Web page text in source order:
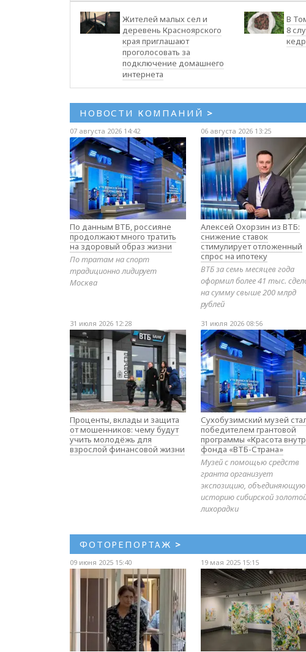
Жителей малых сел и
деревень Красноярского
края приглашают
проголосовать за
подключение домашнего
интернета
В
8
НОВОСТИ КОМПАНИЙ >
07 августа 2026 14:42
По данным ВТБ, россияне
продолжают много тратить
на здоровый образ жизни
По тратам на спорт
традиционно лидирует
Москва
06 августа 2026 13:25
Алексей Охорзин из ВТБ:
снижение ставок
стимулирует отложенный
спрос на ипотеку
ВТБ за семь месяцев года
оформил более 41 тыс.
на сумму свыше 200 млрд
рублей
31 июля 2026 12:28
Проценты, вклады и защита
от мошенников: чему будут
учить молодёжь для
взрослой финансовой жизни
31 июля 2026 08:56
Сухобузимский музей
победителем грантовой
программы «Красота
фонда «ВТБ-Страна»
Музей с помощью средств
гранта организует
экспозицию, объединяющую
историю сибирской
лихорадки
ФОТОРЕПОРТАЖ >
09 июня 2025 15:40 19 мая 2025 15:15